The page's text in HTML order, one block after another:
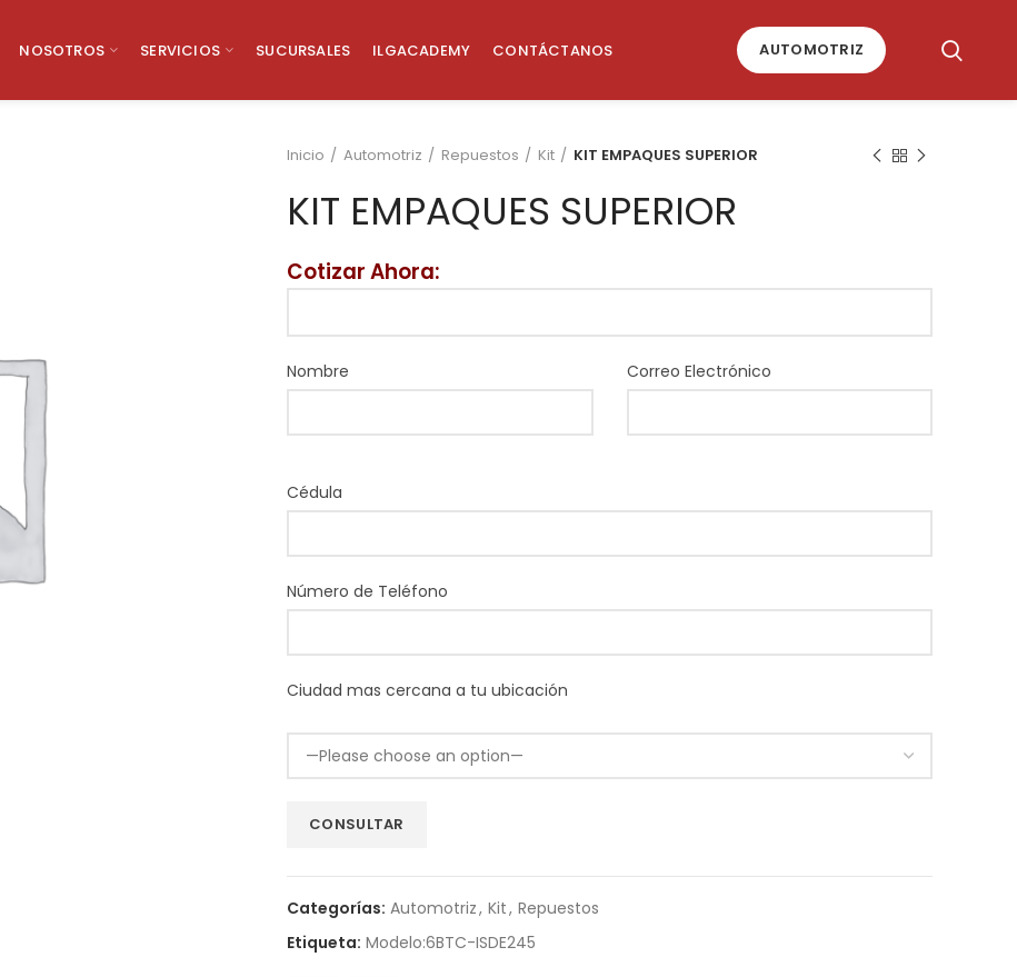
NOSOTROS SERVICIOS SUCURSALES ILGACADEMY CONTÁCTANOS AUTOMOTRIZ
Inicio Automotriz Repuestos Kit KIT EMPAQUES SUPERIOR
KIT EMPAQUES SUPERIOR
Cotizar Ahora:
Nombre Correo Electrónico
Cédula
Número de Teléfono
Ciudad mas cercana a tu ubicación
Categorías: Automotriz, Kit, Repuestos
Etiqueta: Modelo:6BTC-ISDE245